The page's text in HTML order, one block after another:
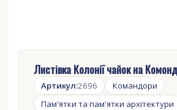
Листівка Колонії чайок на
Артикул:2696
Командори
Пам'ятки та пам'ятки архітектури